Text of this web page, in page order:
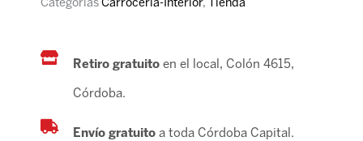
Categorías Carrocería-Interior, Tienda
Retiro gratuito en el local, Colón 4615,
Córdoba.
Envío gratuitoa toda Córdoba Capital.